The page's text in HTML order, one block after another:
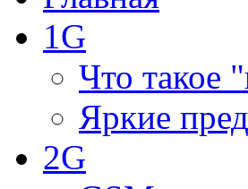
1G
Что такое
Яркие
2G